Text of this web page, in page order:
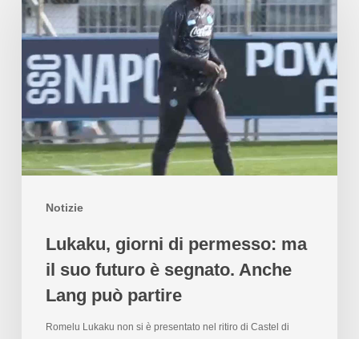
Notizie
Lukaku, giorni di permesso: ma
il suo futuro è segnato. Anche
Lang può partire
Romelu Lukaku non si è presentato nel ritiro di Castel di